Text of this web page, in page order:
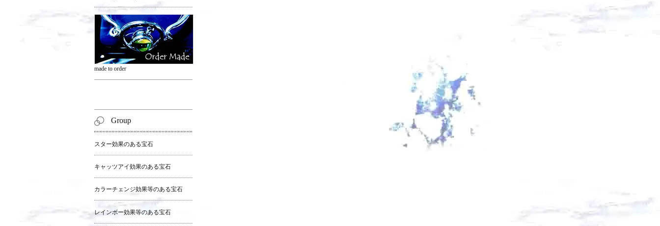
made to order
Group
スター効果のある宝石
キャッツアイ効果のある宝石
カラーチェンジ効果等のある宝石
レインボー効果等のある宝石